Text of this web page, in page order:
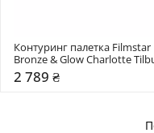
Контуринг палетка Filmstar
Bronze & Glow Charlotte
2 789 ₴